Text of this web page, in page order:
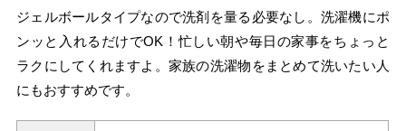
ジェルボールタイプなので洗剤を量る必要なし。洗濯機にポ
ンッと入れるだけでOK！忙しい朝や毎日の家事をちょっと
ラクにしてくれますよ。家族の洗濯物をまとめて洗いたい人
にもおすすめです。